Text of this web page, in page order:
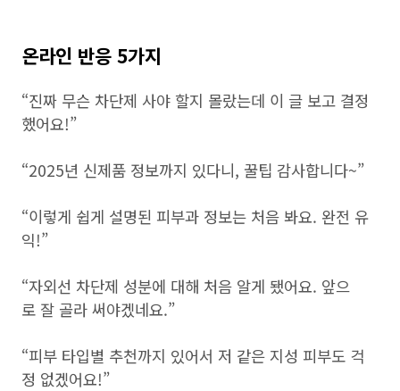
온라인 반응 5가지
“진짜 무슨 차단제 사야 할지 몰랐는데 이 글 보고 결정
했어요!”
“2025년 신제품 정보까지 있다니, 꿀팁 감사합니다~”
“이렇게 쉽게 설명된 피부과 정보는 처음 봐요. 완전 유
익!”
“자외선 차단제 성분에 대해 처음 알게 됐어요. 앞으
로 잘 골라 써야겠네요.”
“피부 타입별 추천까지 있어서 저 같은 지성 피부도 걱
정 없겠어요!”